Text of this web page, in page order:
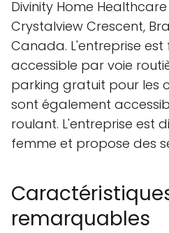
Divinity Home
Crystalview Crescent,
Canada. L'entreprise
accessible par voie
parking gratuit pour les
sont également
roulant. L'entreprise est
femme et propose des
remarquables